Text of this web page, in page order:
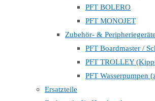
PFT BOLERO
PFT MONOJET
Zubehör- & Peripheriegeräte
PFT Boardmaster /
PFT TROLLEY
PFT Wasserpumpen
Ersatzteile